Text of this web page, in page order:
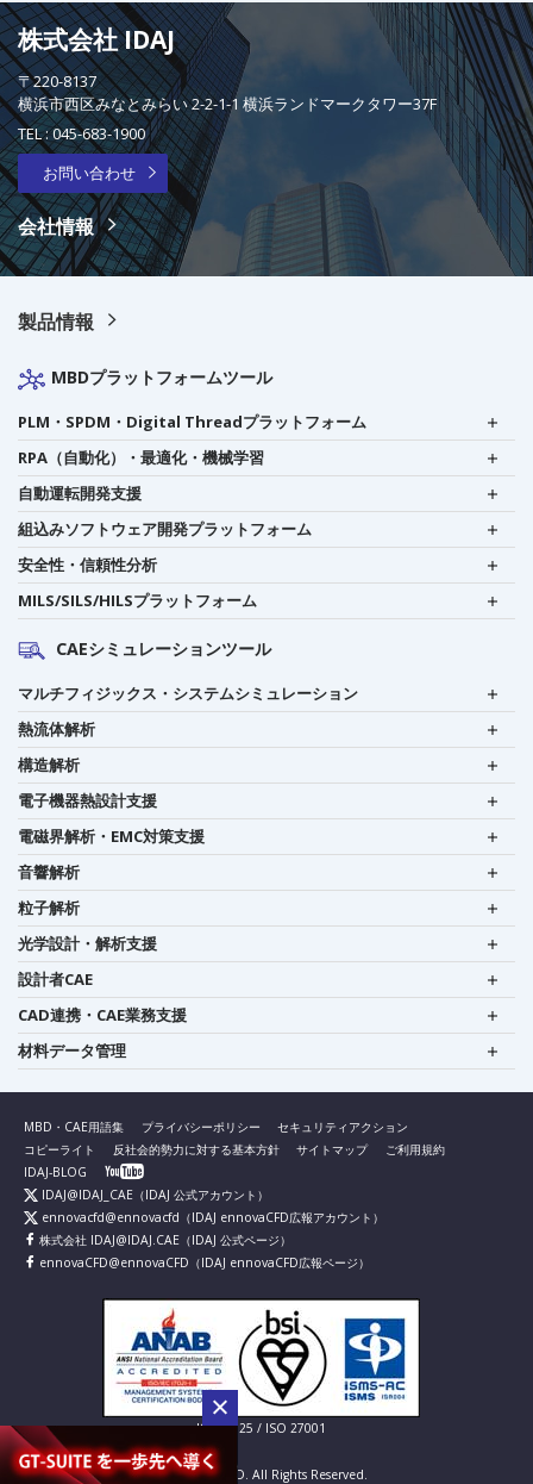
株式会社 IDAJ
〒220-8137
横浜市西区みなとみらい 2-2-1-1 横浜ランドマークタワー37F
TEL :045-683-1900
お問い合わせ
会社情報
製品情報
MBDプラットフォームツール
PLM・SPDM・Digital Threadプラットフォーム
RPA（自動化）・最適化・機械学習
自動運転開発支援
組込みソフトウェア開発プラットフォーム
安全性・信頼性分析
MILS/SILS/HILSプラットフォーム
CAEシミュレーションツール
マルチフィジックス・システムシミュレーション
熱流体解析
構造解析
電子機器熱設計支援
電磁界解析・EMC対策支援
音響解析
粒子解析
光学設計・解析支援
設計者CAE
CAD連携・CAE業務支援
材料データ管理
MBD・CAE用語集 プライバシーポリシー
セキュリティアクション
コピーライト
反社会的勢力に対する基本方針 サイトマップ
ご利用規約
IDAJ-BLOG
IDAJ@IDAJ_CAE （IDAJ 公式アカウント）
ennovacfd@ennovacfd （IDAJ ennovaCFD広報アカウント）
株式会社 IDAJ@IDAJ.CAE （IDAJ 公式ページ）
ennovaCFD@ennovaCFD （IDAJ ennovaCFD広報ページ）
IS 826725 / ISO 27001
© IDAJ Co., LTD. All Rights Reserved.